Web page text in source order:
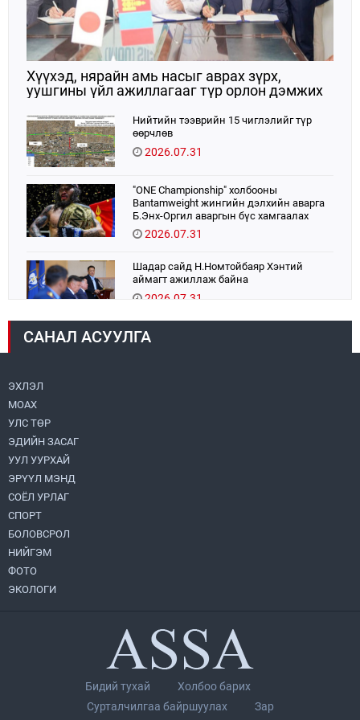
Хүүхэд, нярайн амь насыг аврах зүрх,
уушгины үйл ажиллагааг түр орлон дэмжих
Нийтийн тээврийн 15 чиглэлийг түр
өөрчлөв
2026.07.31
"ONE Championship" холбооны
Bantamweight жингийн дэлхийн аварга
Б.Энх-Оргил аваргын бүс хамгаалах
тулаанаа өнөөдөр хийнэ.
2026.07.31
Шадар сайд Н.Номтойбаяр Хэнтий
аймагт ажиллаж байна
2026.07.31
Авто зам шинээр барина
Ирэх 10 хоногийн цаг агаарын
урьдчилсан төлөв
2026.07.31
Орон нутгийн Биеийн тамир, спортын
САНАЛ АСУУЛГА
ЭХЛЭЛ
МОАХ
УЛС ТӨР
ЭДИЙН ЗАСАГ
УУЛ УУРХАЙ
ЭРҮҮЛ МЭНД
СОЁЛ УРЛАГ
СПОРТ
БОЛОВСРОЛ
НИЙГЭМ
ФОТО
ЭКОЛОГИ
Бидий тухай
Холбоо барих
Сурталчилгаа байршуулах
Зар